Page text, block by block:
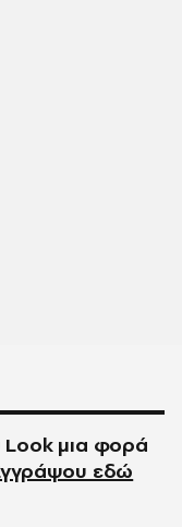
Look μια φορά
εδώ